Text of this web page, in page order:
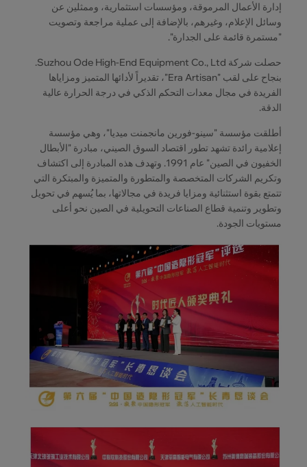
إدارة الأعمال المرموقة، ومؤسسات استثمارية، وممثلين عن
وسائل الإعلام، وغيرهم، بالإضافة إلى عملية مراجعة وتصويت
"مستمرة قائمة على الجدارة".
حصلت شركة Suzhou Ode High-End Equipment Co., Ltd.
بنجاح على لقب "Era Artisan"، تقديراً لأدائها المتميز ومزاياها
الفريدة في مجال معدات التحكم الذكي في درجة الحرارة عالية
الدقة.
أطلقت مؤسسة "سينو-فورين مانجمنت ميديا"، وهي مؤسسة
إعلامية رائدة تشهد تطور اقتصاد السوق الصيني، مبادرة "الأبطال
الخفيون في الصين" عام 1991. وتهدف هذه المبادرة إلى اكتشاف
وتكريم الشركات المتخصصة والمتطورة والمتميزة والمبتكرة التي
تتمتع بقوة استثنائية ومزايا فريدة في مجالاتها، بما يُسهم في تحويل
وتطوير وتنمية قطاع الصناعات التحويلية في الصين نحو أعلى
مستويات الجودة.